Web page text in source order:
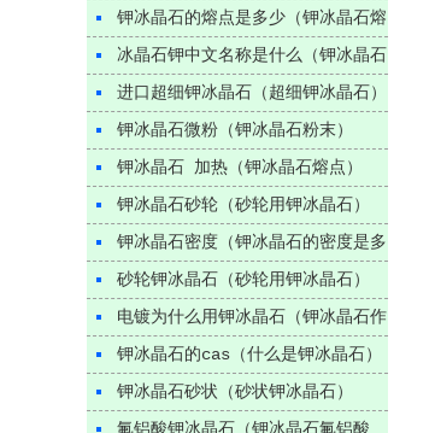
钾冰晶石的熔点是多少（钾冰晶石熔
点）冰晶石钾中文名称是什么（钾冰晶石
另外叫什么）
进口超细钾冰晶石（超细钾冰晶石）
钾冰晶石微粉（钾冰晶石粉末）
钾冰晶石 加热（钾冰晶石熔点）
钾冰晶石砂轮（砂轮用钾冰晶石）
钾冰晶石密度（钾冰晶石的密度是多
少）砂轮钾冰晶石（砂轮用钾冰晶石）
电镀为什么用钾冰晶石（钾冰晶石作
用）钾冰晶石的cas（什么是钾冰晶石）
钾冰晶石砂状（砂状钾冰晶石）